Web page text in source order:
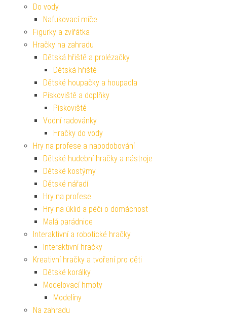
Do vody
Nafukovací míče
Figurky a zvířátka
Hračky na zahradu
Dětská hřiště a prolézačky
Dětská hřiště
Dětské houpačky a houpadla
Pískoviště a doplňky
Pískoviště
Vodní radovánky
Hračky do vody
Hry na profese a napodobování
Dětské hudební hračky a nástroje
Dětské kostýmy
Dětské nářadí
Hry na profese
Hry na úklid a péči o domácnost
Malá parádnice
Interaktivní a robotické hračky
Interaktivní hračky
Kreativní hračky a tvoření pro děti
Dětské korálky
Modelovací hmoty
Modelíny
Na zahradu